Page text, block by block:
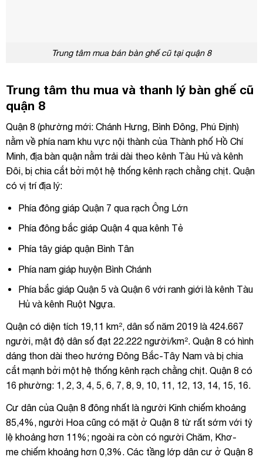
Trung tâm mua bán bàn ghế cũ tại quận 8
Trung tâm thu mua và thanh lý bàn ghế cũ
quận 8
Quận 8 (phường mới: Chánh Hưng, Bình Đông, Phú Định)
nằm về phía nam khu vực nội thành của Thành phố Hồ Chí
Minh, địa bàn quận nằm trải dài theo kênh Tàu Hủ và kênh
Đôi, bị chia cắt bởi một hệ thống kênh rạch chằng chịt. Quận
có vị trí địa lý:
Phía đông giáp Quận 7 qua rạch Ông Lớn
Phía đông bắc giáp Quận 4 qua kênh Tẻ
Phía tây giáp quận Bình Tân
Phía nam giáp huyện Bình Chánh
Phía bắc giáp Quận 5 và Quận 6 với ranh giới là kênh Tàu
Hủ và kênh Ruột Ngựa.
Quận có diện tích 19,11 km², dân số năm 2019 là 424.667
người, mật độ dân số đạt 22.222 người/km². Quận 8 có hình
dáng thon dài theo hướng Đông Bắc-Tây Nam và bị chia
cắt mạnh bởi một hệ thống kênh rạch chằng chịt. Quận 8 có
16 phường: 1, 2, 3, 4, 5, 6, 7, 8, 9, 10, 11, 12, 13, 14, 15, 16.
Cư dân của Quận 8 đông nhất là người Kinh chiếm khoảng
85,4%, người Hoa cũng có mặt ở Quận 8 từ rất sớm với tỷ
lệ khoảng hơn 11%; ngoài ra còn có người Chăm, Khơ-
me chiếm khoảng hơn 0,3%. Các tầng lớp dân cư ở Quận 8